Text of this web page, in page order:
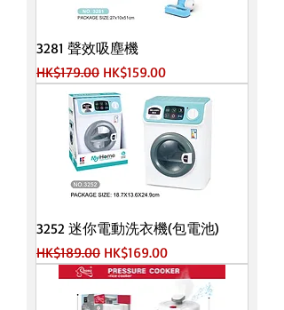
3281 聲效吸塵機
一般價格
HK$179.00 促銷價格
HK$159.00
3252 迷你電動洗衣機(包電池)
一般價格
HK$189.00 促銷價格
HK$169.00